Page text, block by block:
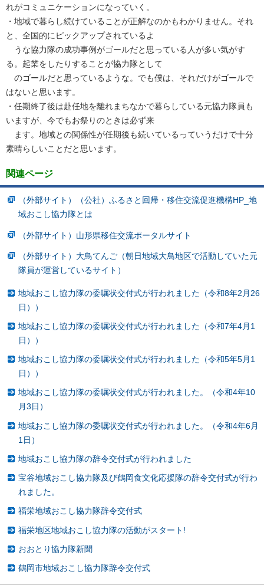
れがコミュニケーションになっていく。
・地域で暮らし続けていることが正解なのかもわかりません。それ
と、全国的にピックアップされているよ
うな協力隊の成功事例がゴールだと思っている人が多い気がす
る。起業をしたりすることが協力隊として
のゴールだと思っているような。でも僕は、それだけがゴールで
はないと思います。
・任期終了後は赴任地を離れまちなかで暮らしている元協力隊員も
いますが、今でもお祭りのときは必ず来
ます。地域との関係性が任期後も続いているっていうだけで十分
素晴らしいことだと思います。
関連ページ
（外部サイト）（公社）ふるさと回帰・移住交流促進機構HP_地
域おこし協力隊とは
（外部サイト）山形県移住交流ポータルサイト
（外部サイト）大鳥てんご（朝日地域大鳥地区で活動していた元
隊員が運営しているサイト）
地域おこし協力隊の委嘱状交付式が行われました（令和8年2月26
日））
地域おこし協力隊の委嘱状交付式が行われました（令和7年4月1
日））
地域おこし協力隊の委嘱状交付式が行われました（令和5年5月1
日））
地域おこし協力隊の委嘱状交付式が行われました。（令和4年10
月3日）
地域おこし協力隊の委嘱状交付式が行われました。（令和4年6月
1日）
地域おこし協力隊の辞令交付式が行われました
宝谷地域おこし協力隊及び鶴岡食文化応援隊の辞令交付式が行わ
れました。
福栄地域おこし協力隊辞令交付式
福栄地区地域おこし協力隊の活動がスタート!
おおとり協力隊新聞
鶴岡市地域おこし協力隊辞令交付式